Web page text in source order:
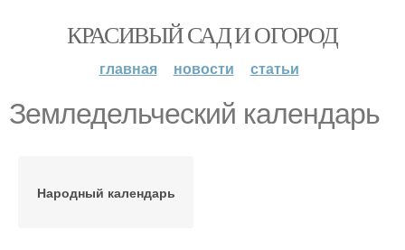
КРАСИВЫЙ САД И ОГОРОД
главная новости статьи
Земледельческий календарь
Народный календарь